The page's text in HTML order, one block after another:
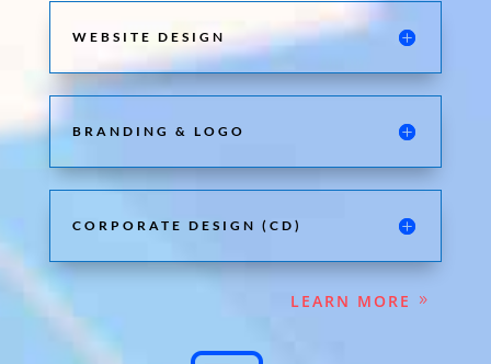
WEBSITE DESIGN
BRANDING & LOGO
CORPORATE DESIGN (CD)
LEARN MORE